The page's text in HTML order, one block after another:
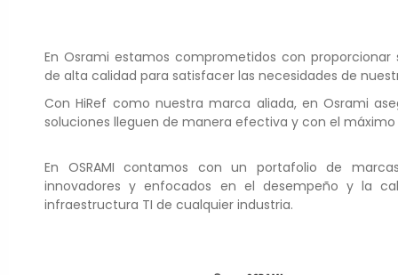
En Osrami estamos comprometidos con proporcionar
de alta calidad para satisfacer las necesidades de
Con HiRef como nuestra marca aliada, en Osrami
soluciones lleguen de manera efectiva y con el
En OSRAMI contamos con un portafolio de
innovadores y enfocados en el desempeño y la
infraestructura TI de cualquier industria.